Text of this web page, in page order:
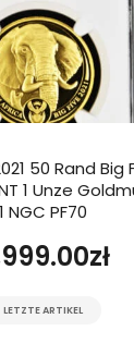
50 Rand Big
1 Unze
NGC PF70
zł
LETZTE ARTIKEL